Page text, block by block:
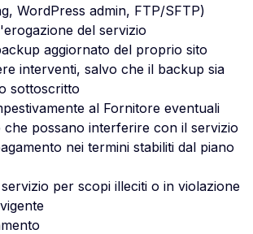
WordPress admin, FTP/SFTP)
del servizio
aggiornato del proprio sito
interventi, salvo che il backup sia
sottoscritto
al Fornitore eventuali
che possano interferire con il servizio
nei termini stabiliti dal piano
per scopi illeciti o in violazione